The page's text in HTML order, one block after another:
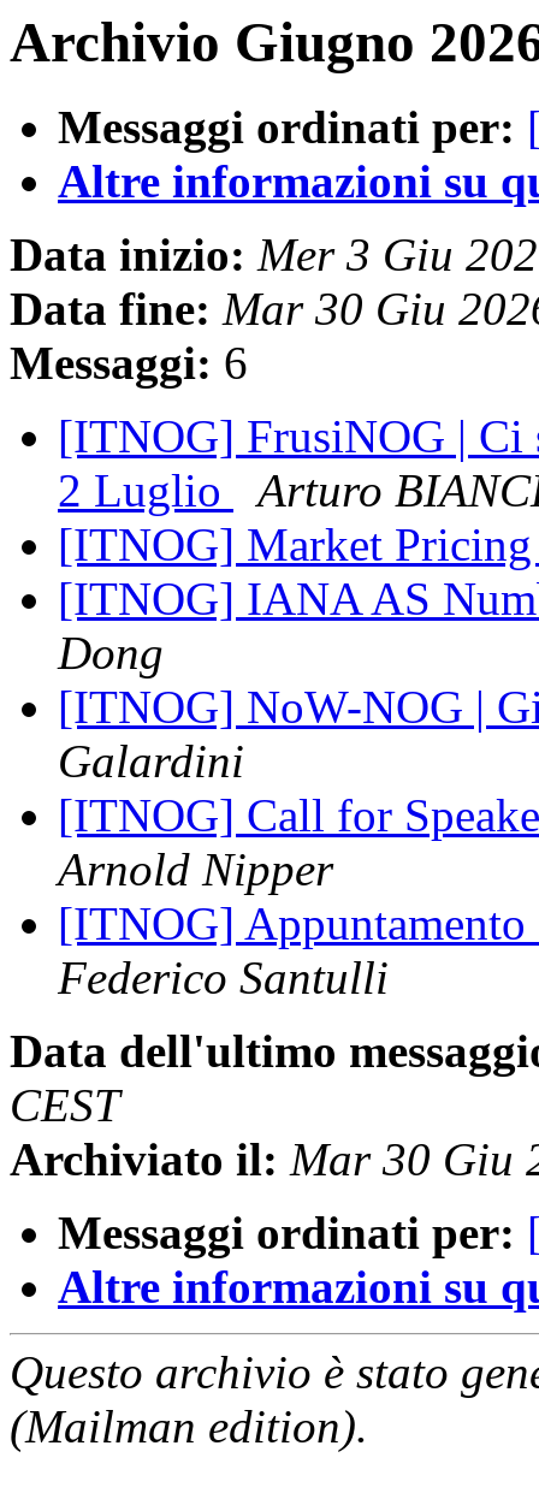
Archivio Giugno
Messaggi ordinati per:
Altre informazioni su
Data inizio: Mer 3 Giu
Data fine: Mar 30 Giu
Messaggi: 6
[ITNOG] FrusiNOG | Ci
2 Luglio
Arturo
[ITNOG] Market
[ITNOG] IANA AS
Dong
[ITNOG] NoW-NOG |
Galardini
[ITNOG] Call for
Arnold Nipper
[ITNOG]
Federico Santulli
Data dell'ultimo
CEST
Archiviato il: Mar 30 Giu
Messaggi ordinati per:
Altre informazioni su
Questo archivio è stato
(Mailman edition).